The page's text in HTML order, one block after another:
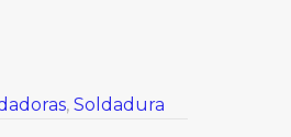
, Soldadura